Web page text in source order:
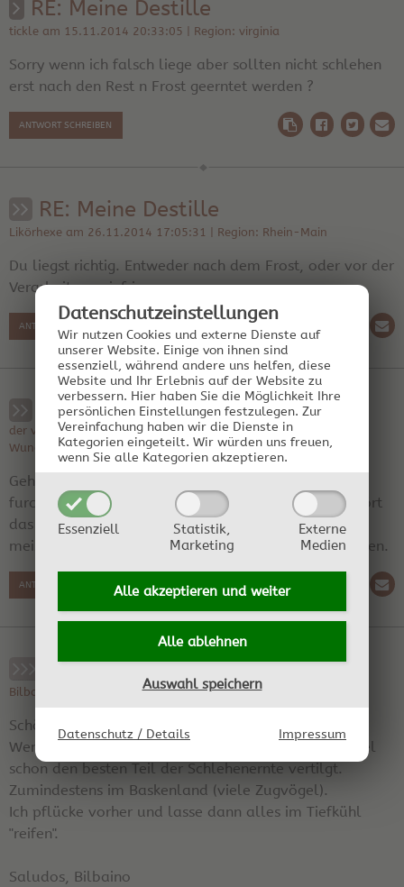
Datenschutz­einstellungen
Wir nutzen Cookies und externe Dienste auf
unserer Website. Einige von ihnen sind
essenziell, während andere uns helfen, diese
Website und Ihr Erlebnis auf der Website zu
verbessern. Hier haben Sie die Möglichkeit Ihre
persönlichen Einstellungen festzulegen. Zur
Vereinfachung haben wir die Dienste in
Kategorien eingeteilt. Wir würden uns freuen,
wenn Sie alle Kategorien akzeptieren.
Essenziell
Statistik,
Marketing
Externe
Medien
Alle akzeptieren und weiter
Alle ablehnen
Auswahl speichern
Datenschutz / Details Impressum
RE: Meine Destille
tickle am 15.11.2014 20:33:05 | Region: virginia
Sorry wenn ich falsch liege aber sollten nicht schlehen
erst nach den Rest n Frost geerntet werden ?
ANTWORT SCHREIBEN
RE: Meine Destille
Likörhexe am 26.11.2014 17:05:31 | Region: Rhein-Main
Du liegst richtig. Entweder nach dem Frost, oder vor der
Verarbeitung einfrieren.
ANTWORT SCHREIBEN
RE: Meine Destille
der verrückte Hutmacher am 26.11.2014 21:28:52 | Region:
Wunderland
Geht auch schon vorher. Dann schmecken sie zwar
furchtbar pelzig auf der Zunge aber den Schnaps stört
das kaum. Wenn hier der erste Frost kommt sind die
meisten schon schrumpelig oder vom Strauch gefallen.
ANTWORT SCHREIBEN
RE: Meine Destille
Bilbaino am 01.12.2014 19:25:23 | Region: Spanien
Schön , mal wieder was von Dir zu lesen, Likörhexe !
Wenn dir ersten Fröste gefallen sind, haben die Vögel
schon den besten Teil der Schlehenernte vertilgt.
Zumindestens im Baskenland (viele Zugvögel).
Ich pflücke vorher und lasse dann alles im Tiefkühl
"reifen".
Saludos, Bilbaino